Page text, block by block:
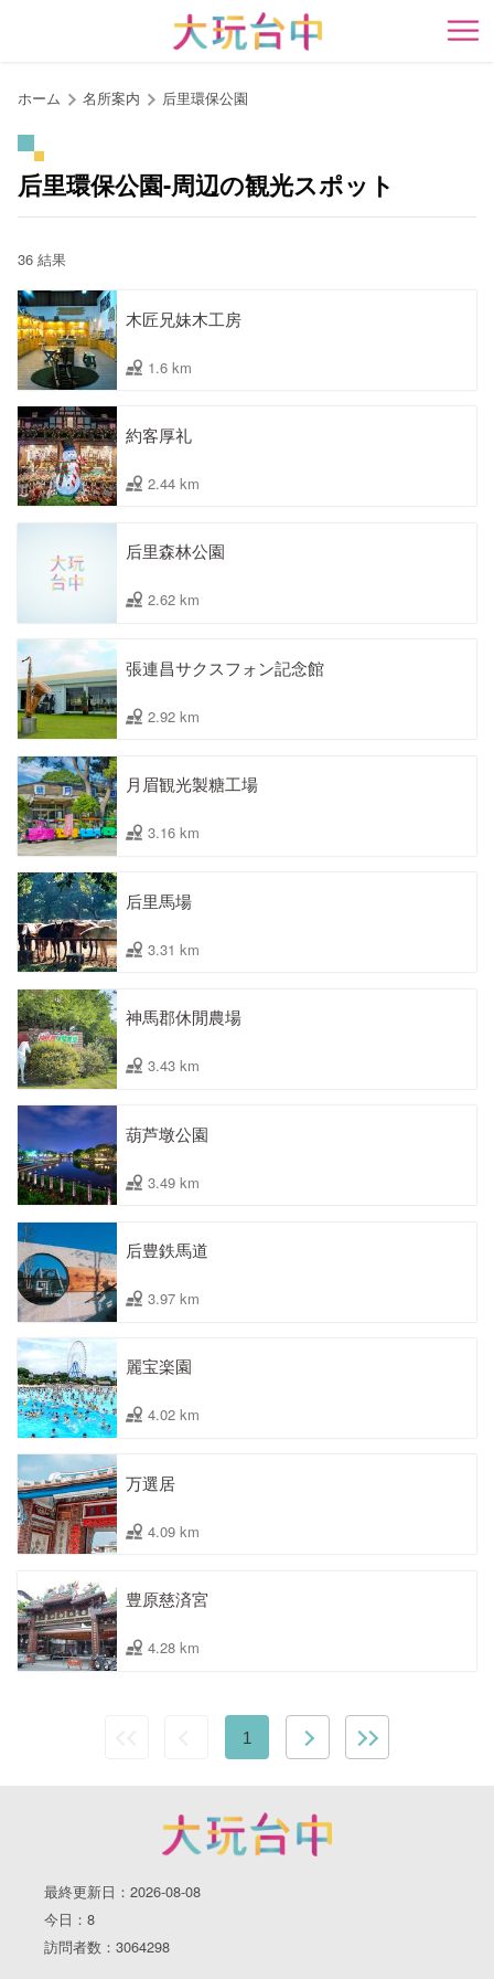
開
ホーム 名所案内 后里環保公園
后里環保公園-周辺の観光スポット
36 結果
木匠兄妹木工房
1.6 km
約客厚礼
2.44 km
后里森林公園
2.62 km
張連昌サクスフォン記念館
2.92 km
月眉観光製糖工場
3.16 km
后里馬場
3.31 km
神馬郡休閒農場
3.43 km
葫芦墩公園
3.49 km
后豊鉄馬道
3.97 km
麗宝楽園
4.02 km
万選居
4.09 km
豊原慈済宮
4.28 km
1
最終更新日：2026-08-08
今日：8
訪問者数：3064298